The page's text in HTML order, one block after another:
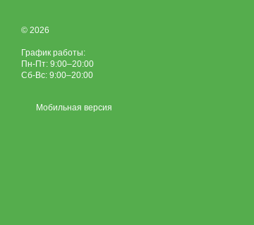
© 2026
График работы:
Пн-Пт: 9:00–20:00
Сб-Вс: 9:00–20:00
Мобильная версия